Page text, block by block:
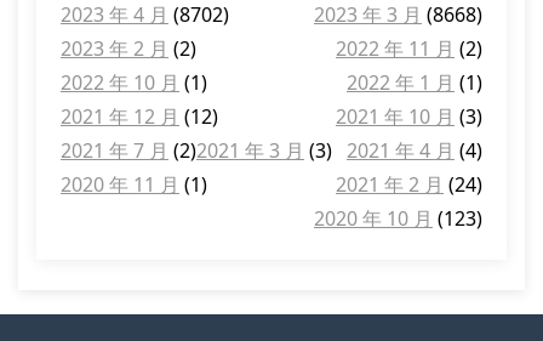
2023 年 4 月 (8702) 2023 年 3 月 (8668)
2023 年 2 月 (2) 2022 年 11 月 (2)
2022 年 10 月 (1) 2022 年 1 月 (1)
2021 年 12 月 (12) 2021 年 10 月 (3)
2021 年 7 月 (2) 2021 年 4 月 (4)
2021 年 3 月 (3)
2021 年 2 月 (24)
2020 年 11 月 (1)
2020 年 10 月 (123)